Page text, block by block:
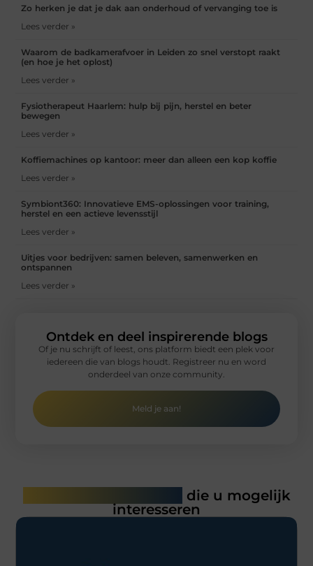
Zo herken je dat je dak aan onderhoud of vervanging toe is
Lees verder »
Waarom de badkamerafvoer in Leiden zo snel verstopt raakt
(en hoe je het oplost)
Lees verder »
Fysiotherapeut Haarlem: hulp bij pijn, herstel en beter
bewegen
Lees verder »
Koffiemachines op kantoor: meer dan alleen een kop koffie
Lees verder »
Symbiont360: Innovatieve EMS-oplossingen voor training,
herstel en een actieve levensstijl
Lees verder »
Uitjes voor bedrijven: samen beleven, samenwerken en
ontspannen
Lees verder »
Ontdek en deel inspirerende blogs
Of je nu schrijft of leest, ons platform biedt een plek voor
iedereen die van blogs houdt. Registreer nu en word
onderdeel van onze community.
Meld je aan!
die u mogelijk
interesseren